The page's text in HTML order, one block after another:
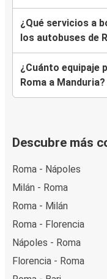
¿Qué servicios a
los autobuses de
¿Cuánto equipaje
Roma a Manduria?
Descubre más
Roma - Nápoles
Milán - Roma
Roma - Milán
Roma - Florencia
Nápoles - Roma
Florencia - Roma